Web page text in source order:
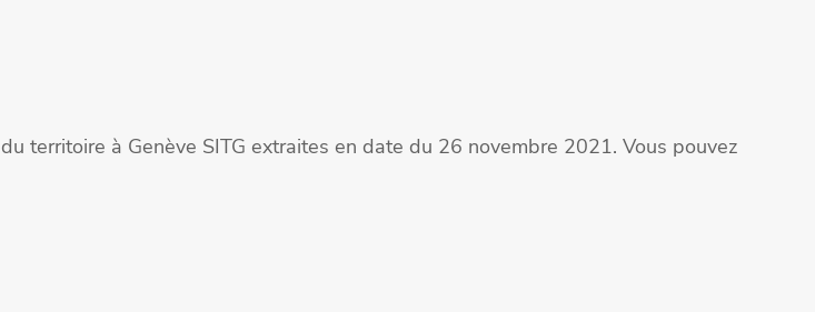
territoire à Genève SITG extraites en date du 26 novembre 2021. Vous pouvez